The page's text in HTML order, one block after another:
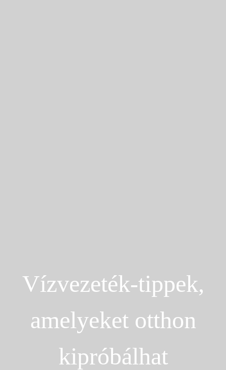
Vízvezeték-tippek,
amelyeket otthon
kipróbálhat